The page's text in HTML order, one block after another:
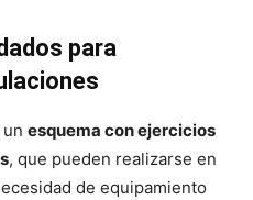
para
esquema con ejercicios
, que pueden realizarse en
de equipamiento